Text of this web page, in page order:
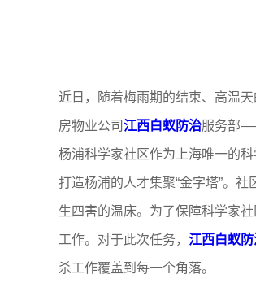
近日，随着梅雨期的结束、高温
房物业公司江西白蚁防治服务部
杨浦科学家社区作为上海唯一的
打造杨浦的人才集聚“金字塔”。
生四害的温床。为了保障科学家
工作。对于此次任务， 江西白蚁防
杀工作覆盖到每一个角落。